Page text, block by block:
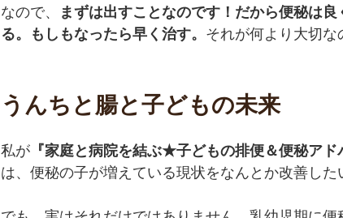
なので、
まずは出すことなのです！だから便秘は
る。もしもなったら早く治す。 それが何より大切な
うんちと腸と子どもの未来
私が 『家庭と病院を結ぶ★子どもの排便＆便秘アド
は、便秘の子が増えている現状をなんとか改善した